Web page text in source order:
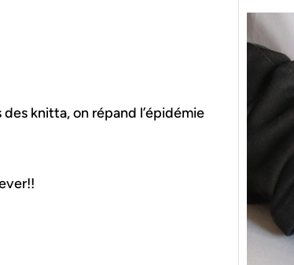
knitta, on répand l’épidémie